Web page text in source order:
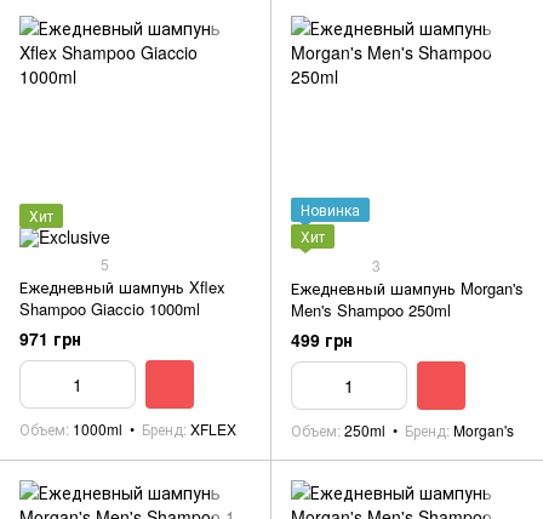
Хит
5
Ежедневный шампунь Xflex
Shampoo Giaccio 1000ml
971 грн
Объем 1000ml Бренд XFLEX
Новинка
Хит
3
Ежедневный шампунь Morgan's
Men's Shampoo 250ml
499 грн
Объем 250ml Бренд Morgan's